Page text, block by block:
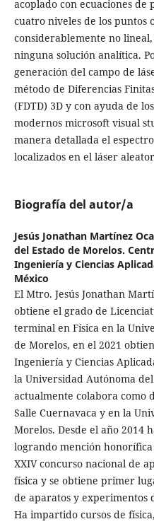
acoplado con ecuaciones de
cuatro niveles de los puntos
considerablemente no
ninguna solución analítica.
generación del campo de
método de Diferencias
(FDTD) 3D y con ayuda de
modernos microsoft visual
manera detallada el
localizados en el láser
Biografía del autor/a
Jesús Jonathan Martínez
del Estado de Morelos.
Ingeniería y Ciencias
México
El Mtro. Jesús Jonathan
obtiene el grado de
terminal en Física en la
de Morelos, en el 2021
Ingeniería y Ciencias
la Universidad Autónoma
actualmente colabora como
Salle Cuernavaca y en la
Morelos. Desde el año 2014
logrando mención
XXIV concurso nacional de
física y se obtiene primer
de aparatos y experimentos
Ha impartido cursos de